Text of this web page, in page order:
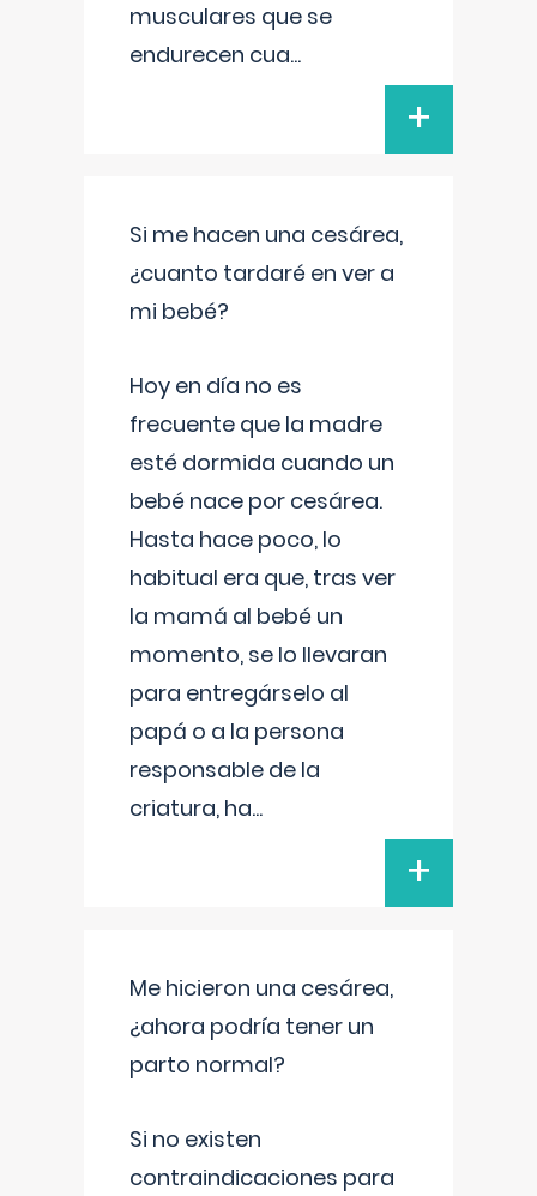
musculares que se
endurecen cua...
+
Si me hacen una cesárea,
¿cuanto tardaré en ver a
mi bebé?
Hoy en día no es
frecuente que la madre
esté dormida cuando un
bebé nace por cesárea.
Hasta hace poco, lo
habitual era que, tras ver
la mamá al bebé un
momento, se lo llevaran
para entregárselo al
papá o a la persona
responsable de la
criatura, ha...
+
Me hicieron una cesárea,
¿ahora podría tener un
parto normal?
Si no existen
contraindicaciones para